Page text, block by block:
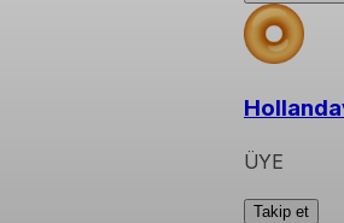
ÜYE
Takip et